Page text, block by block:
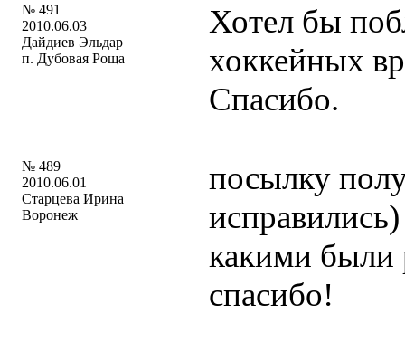
№ 491
2010.06.03
Дайдиев Эльдар
п. Дубовая Роща
Хотел бы
хоккейных
Спасибо.
№ 489
2010.06.01
Старцева Ирина
Воронеж
посылку
какими были
спасибо!